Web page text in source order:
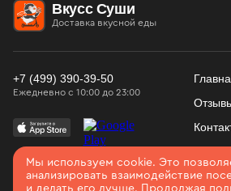
Использование
Мы используем cookie. Это
анализировать взаимодействие
и делать его лучше. Продолжая
Вкусс Суши
Доставка вкусной еды
+7 (499) 390-39-50
Ежедневно с 10:00 до 23:00
Войти